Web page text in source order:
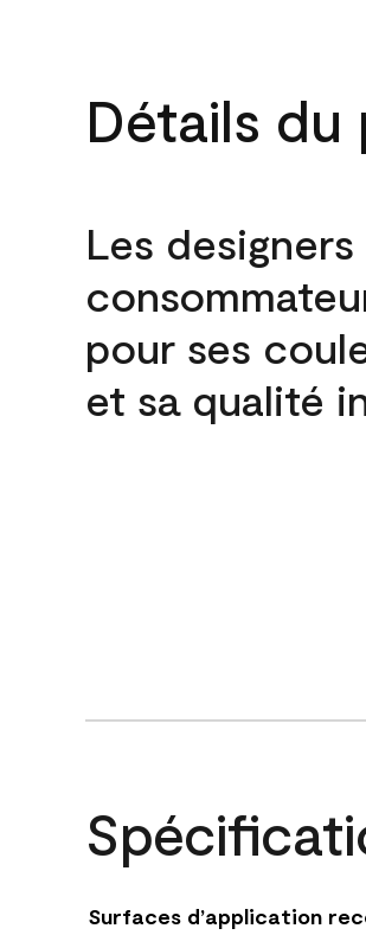
Détails du
Les
pour ses
et sa qualité
Surfaces d’application